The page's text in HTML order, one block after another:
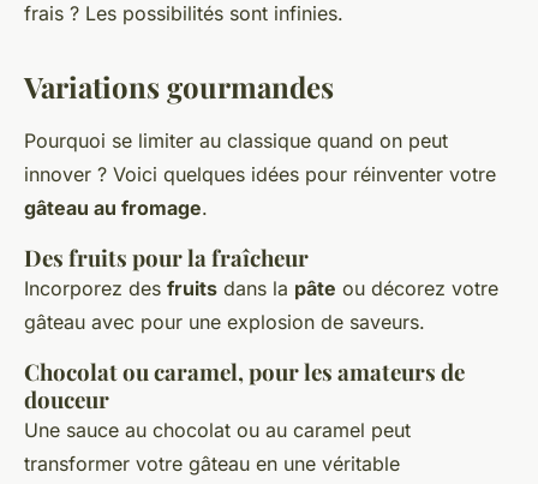
frais ? Les possibilités sont infinies.
Variations gourmandes
Pourquoi se limiter au classique quand on peut
innover ? Voici quelques idées pour réinventer votre
gâteau au fromage.
Des fruits pour la fraîcheur
Incorporez des fruits dans la pâte ou décorez votre
gâteau avec pour une explosion de saveurs.
Chocolat ou caramel, pour les amateurs de
douceur
Une sauce au chocolat ou au caramel peut
transformer votre gâteau en une véritable